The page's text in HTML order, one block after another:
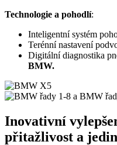
Technologie a pohodlí:
Inteligentní systém
Terénní nastavení
Digitální diagnostika
BMW.
Inovativní
přitažlivost a